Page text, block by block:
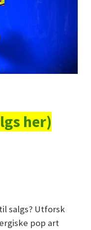
her)
salgs? Utforsk
pop art